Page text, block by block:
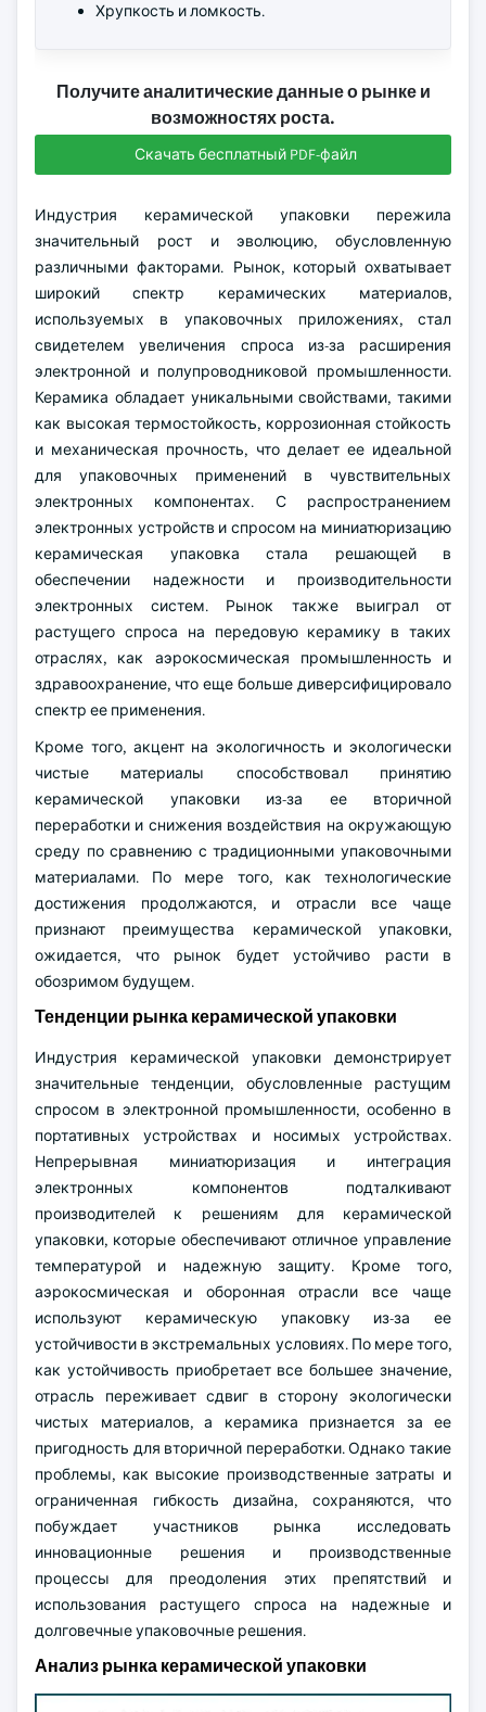
Хрупкость и ломкость.
Получите аналитические данные о рынке и
возможностях роста.
Скачать бесплатный PDF-файл
Индустрия керамической упаковки пережила
значительный рост и эволюцию, обусловленную
различными факторами. Рынок, который охватывает
широкий спектр керамических материалов,
используемых в упаковочных приложениях, стал
свидетелем увеличения спроса из-за расширения
электронной и полупроводниковой промышленности.
Керамика обладает уникальными свойствами, такими
как высокая термостойкость, коррозионная стойкость
и механическая прочность, что делает ее идеальной
для упаковочных применений в чувствительных
электронных компонентах. С распространением
электронных устройств и спросом на миниатюризацию
керамическая упаковка стала решающей в
обеспечении надежности и производительности
электронных систем. Рынок также выиграл от
растущего спроса на передовую керамику в таких
отраслях, как аэрокосмическая промышленность и
здравоохранение, что еще больше диверсифицировало
спектр ее применения.
Кроме того, акцент на экологичность и экологически
чистые материалы способствовал принятию
керамической упаковки из-за ее вторичной
переработки и снижения воздействия на окружающую
среду по сравнению с традиционными упаковочными
материалами. По мере того, как технологические
достижения продолжаются, и отрасли все чаще
признают преимущества керамической упаковки,
ожидается, что рынок будет устойчиво расти в
обозримом будущем.
Тенденции рынка керамической упаковки
Индустрия керамической упаковки демонстрирует
значительные тенденции, обусловленные растущим
спросом в электронной промышленности, особенно в
портативных устройствах и носимых устройствах.
Непрерывная миниатюризация и интеграция
электронных компонентов подталкивают
производителей к решениям для керамической
упаковки, которые обеспечивают отличное управление
температурой и надежную защиту. Кроме того,
аэрокосмическая и оборонная отрасли все чаще
используют керамическую упаковку из-за ее
устойчивости в экстремальных условиях. По мере того,
как устойчивость приобретает все большее значение,
отрасль переживает сдвиг в сторону экологически
чистых материалов, а керамика признается за ее
пригодность для вторичной переработки. Однако такие
проблемы, как высокие производственные затраты и
ограниченная гибкость дизайна, сохраняются, что
побуждает участников рынка исследовать
инновационные решения и производственные
процессы для преодоления этих препятствий и
использования растущего спроса на надежные и
долговечные упаковочные решения.
Анализ рынка керамической упаковки